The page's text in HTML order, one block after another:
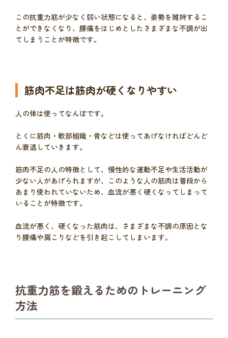
この抗重力筋が少なく弱い状態になると、姿勢を維持するこ
とができなくなり、腰痛をはじめとしたさまざまな不調が出
てしまうことが特徴です。
筋肉不足は筋肉が硬くなりやすい
人の体は使ってなんぼです。
とくに筋肉・軟部組織・骨などは使ってあげなければどんど
ん衰退していきます。
筋肉不足の人の特徴として、慢性的な運動不足や生活活動が
少ない人があげられますが、このような人の筋肉は普段から
あまり使われていないため、血流が悪く硬くなってしまって
いることが特徴です。
血流が悪く、硬くなった筋肉は、さまざまな不調の原因とな
り腰痛や肩こりなどを引き起こしてしまいます。
抗重力筋を鍛えるためのトレーニング
方法